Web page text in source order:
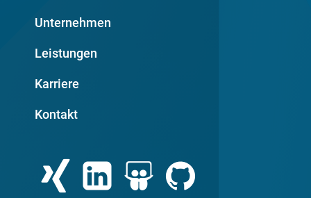
Unternehmen
Leistungen
Karriere
Kontakt